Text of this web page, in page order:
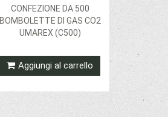
CONFEZIONE DA 500
BOMBOLETTE DI GAS CO2
UMAREX (C500)
Aggiungi al carrello